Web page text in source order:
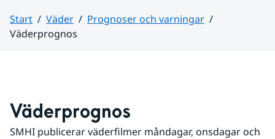
Start Väder
Prognoser och varningar
Väderprognos
Väderprognos
SMHI publicerar väderfilmer måndagar, onsdagar och